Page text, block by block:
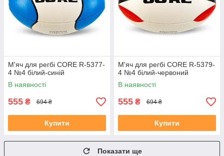
М'яч для регбі CORE R-5377-
4 №4 білий-синій
В наявності
555 ₴ 694 ₴
Купити
М'яч для регбі CORE R-5379-
4 №4 білий-червоний
В наявності
555 ₴ 694 ₴
Купити
Показати ще